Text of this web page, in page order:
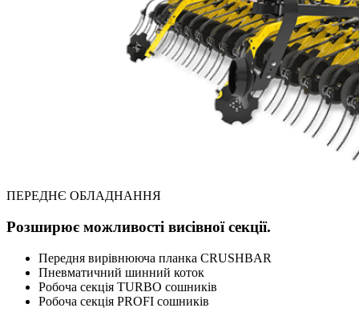
ПЕРЕДНЄ ОБЛАДНАННЯ
Розширює можливості висівної секції.
Передня вирівнююча планка CRUSHBAR
Пневматичний шинний коток
Робоча секція TURBO сошників
Робоча секція PROFI сошників